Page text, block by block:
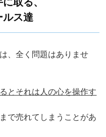
ルス達
、全く問題はありませ
とそれは人の心を操作す
で売れてしまうことがあ